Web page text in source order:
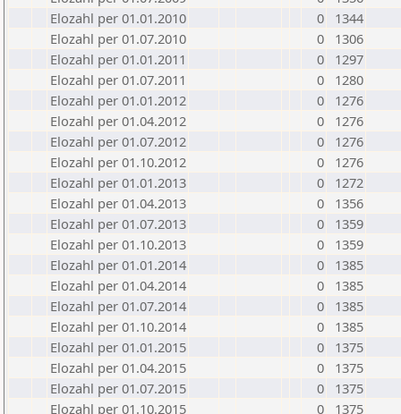
Elozahl per 01.01.2010
0
1344
Elozahl per 01.07.2010
0
1306
Elozahl per 01.01.2011
0
1297
Elozahl per 01.07.2011
0
1280
Elozahl per 01.01.2012
0
1276
Elozahl per 01.04.2012
0
1276
Elozahl per 01.07.2012
0
1276
Elozahl per 01.10.2012
0
1276
Elozahl per 01.01.2013
0
1272
Elozahl per 01.04.2013
0
1356
Elozahl per 01.07.2013
0
1359
Elozahl per 01.10.2013
0
1359
Elozahl per 01.01.2014
0
1385
Elozahl per 01.04.2014
0
1385
Elozahl per 01.07.2014
0
1385
Elozahl per 01.10.2014
0
1385
Elozahl per 01.01.2015
0
1375
Elozahl per 01.04.2015
0
1375
Elozahl per 01.07.2015
0
1375
Elozahl per 01.10.2015
0
1375